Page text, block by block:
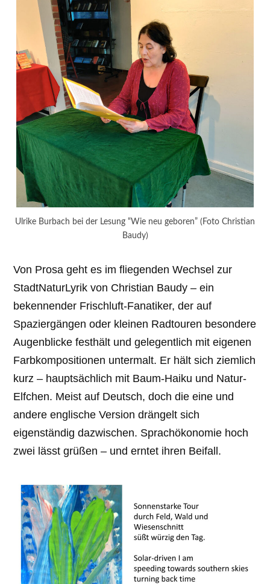
Ulrike Burbach bei der Lesung “Wie neu geboren” (Foto Christian
Baudy)
Von Prosa geht es im fliegenden Wechsel zur
StadtNaturLyrik von Christian Baudy – ein
bekennender Frischluft-Fanatiker, der auf
Spaziergängen oder kleinen Radtouren besondere
Augenblicke festhält und gelegentlich mit eigenen
Farbkompositionen untermalt. Er hält sich ziemlich
kurz – hauptsächlich mit Baum-Haiku und Natur-
Elfchen. Meist auf Deutsch, doch die eine und
andere englische Version drängelt sich
eigenständig dazwischen. Sprachökonomie hoch
zwei lässt grüßen – und erntet ihren Beifall.